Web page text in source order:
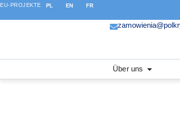
EU-PROJEKTE PL EN FR
Über uns